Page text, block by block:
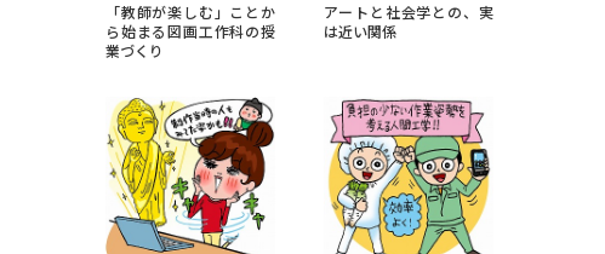
お問合せ先 テレメール進学カタログ訂正のご案内
「教師が楽しむ」ことか
ら始まる図画工作科の授
業づくり
アートと社会学との、実
は近い関係